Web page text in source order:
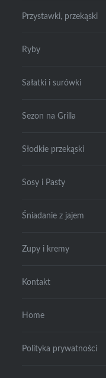
Przystawki, przekąski
Ryby
Sałatki i surówki
Sezon na Grilla
Słodkie przekąski
Sosy i Pasty
Śniadanie z jajem
Zupy i kremy
Kontakt
Home
Polityka prywatności